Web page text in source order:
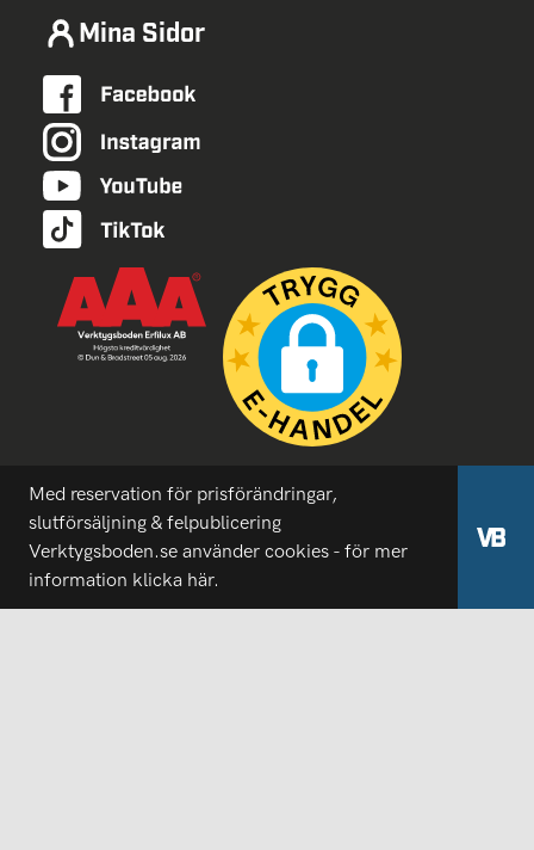
Mina Sidor
Med reservation för prisförändringar,
slutförsäljning & felpublicering
Verktygsboden.se använder cookies - för mer
information klicka här.